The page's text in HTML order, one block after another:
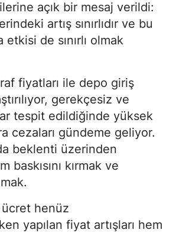
açık bir mesaj verildi:
artış sınırlıdır ve bu
etkisi de sınırlı olmak
fiyatları ile depo giriş
gerekçesiz ve
tespit edildiğinde yüksek
cezaları gündeme geliyor.
beklenti üzerinden
baskısını kırmak ve
henüz
yapılan fiyat artışları hem